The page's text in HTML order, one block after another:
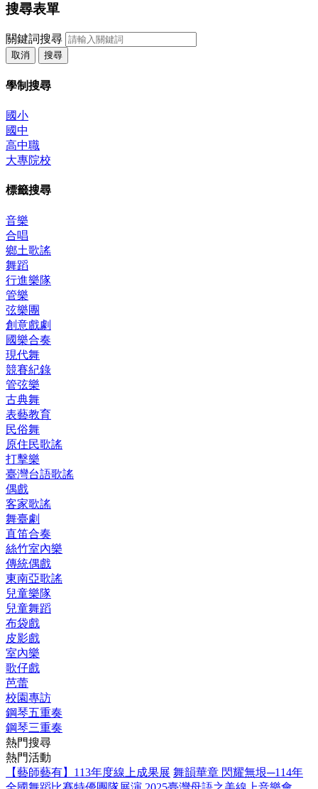
搜尋表單
關鍵詞搜尋
取消 搜尋
學制搜尋
國小
國中
高中職
大專院校
標籤搜尋
音樂
合唱
鄉土歌謠
舞蹈
行進樂隊
管樂
弦樂團
創意戲劇
國樂合奏
現代舞
競賽紀錄
管弦樂
古典舞
表藝教育
民俗舞
原住民歌謠
打擊樂
臺灣台語歌謠
偶戲
客家歌謠
舞臺劇
直笛合奏
絲竹室內樂
傳統偶戲
東南亞歌謠
兒童樂隊
兒童舞蹈
布袋戲
皮影戲
室內樂
歌仔戲
芭蕾
校園專訪
鋼琴五重奏
鋼琴三重奏
熱門搜尋
熱門活動
【藝師藝有】113年度線上成果展 舞韻華章 閃耀無垠─114年